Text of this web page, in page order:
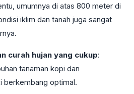
umumnya di atas 800 meter di
iklim dan tanah juga sangat
curah hujan yang cukup:
tanaman kopi dan
berkembang optimal.